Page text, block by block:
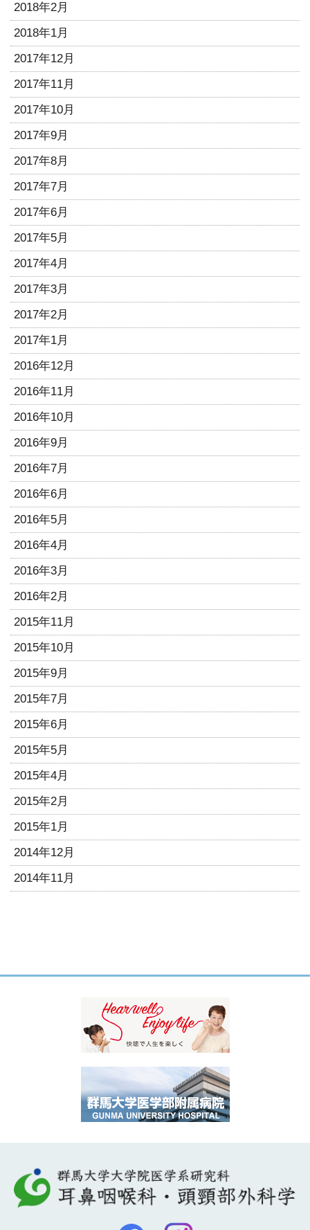
2018年2月
2018年1月
2017年12月
2017年11月
2017年10月
2017年9月
2017年8月
2017年7月
2017年6月
2017年5月
2017年4月
2017年3月
2017年2月
2017年1月
2016年12月
2016年11月
2016年10月
2016年9月
2016年7月
2016年6月
2016年5月
2016年4月
2016年3月
2016年2月
2015年11月
2015年10月
2015年9月
2015年7月
2015年6月
2015年5月
2015年4月
2015年2月
2015年1月
2014年12月
2014年11月